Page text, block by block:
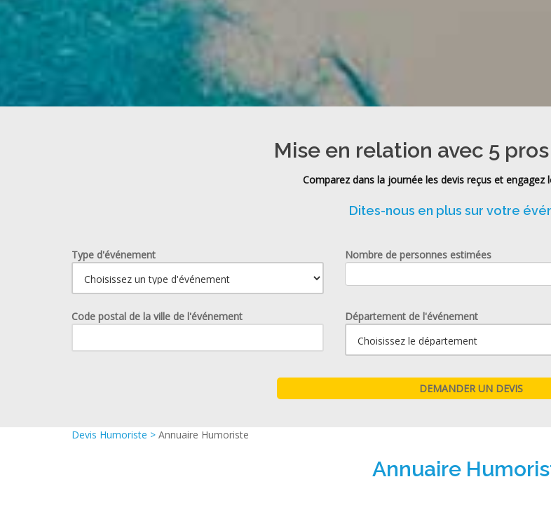
Mise en relation avec 5
Comparez dans la journée les devis reçus et engagez
Dites-nous en plus sur votre
Type d'événement Nombre de personnes estimées
Code postal de la ville de l'événement Département de l'événement
Devis Humoriste > Annuaire Humoriste
Annuaire